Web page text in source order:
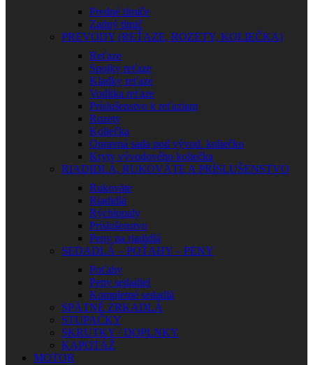
Predné tlmiče
Zadný tlmič
PREVODY (REŤAZE, ROZETY, KOLIEČKA)
Reťaze
Spojky reťaze
Kladky reťaze
Vodítka reťaze
Príslušenstvo k reťaziam
Rozety
Koliečka
Opravná sada pod vývod. koliečko
Kryty vývodového koliečka
RIADIDLÁ, RUKOVÄTE A PRÍSLUŠENSTVO
Rukoväte
Riadidlá
Rýchlopaly
Príslušenstvo
Peny na riadidlá
SEDADLÁ – POŤAHY – PENY
Poťahy
Peny sedadiel
Kompletné sedadlá
SPÄTNÉ ZRKADLÁ
STUPAČKY
SKRUTKY / DOPLNKY
KAPOTÁŽ
MOTOR